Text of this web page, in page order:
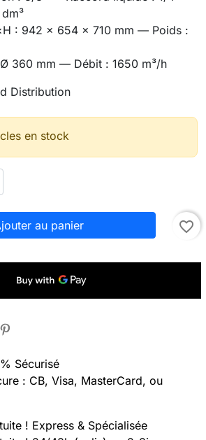
: 942 × 654 × 710 mm — Poids :
360 mm — Débit : 1650 m³/h
Distribution
en stock
au panier favorite_border
Sécurisé
: CB, Visa, MasterCard, ou
! Express & Spécialisée